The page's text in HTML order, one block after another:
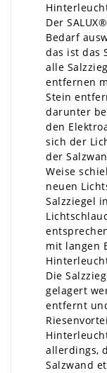
Der
Bedarf
das ist das
alle
entfernen
Stein
darunter
den
sich der
der
Weise
neuen
Salzziegel
mit langen
Die
gelagert
entfernt
allerdings,
Salzwand